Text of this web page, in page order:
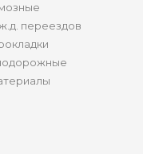
переездов